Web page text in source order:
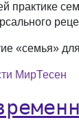
практике
«семья»
МирТесен